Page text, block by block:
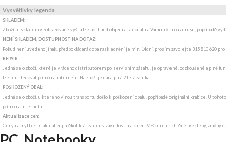
Vysvětlivky, legenda
SKLADEM:
Zboží je skladem v zobrazované výši a lze ho ihned objednat a dodat na Vámi určenou adresu, popřípadě
NENÍ SKLADEM, DOSTUPNOST NA DOTAZ:
Pokud není uvedeno jinak, předpokládaná doba naskladnění je min. 14dní, prosím zavolejte 315 810 620
REPAIR:
Jedná se o zboží, které je vráceno distributorem po servisním zásahu, je opravené, odzkoušené a plně
lze jen sledovat přímo na internetu. Na zboží je dána plná 2 letá záruka.
POŠKOZENÝ OBAL:
Jedná se o zboží, u kterého vinou transportu došlo k poškození obalu, popřípadě originální krabice. U
přímo na internetu.
Aktualizace cen:
Ceny na myIT.cz se aktualizují několikrát za den v závislosti na kurzu. Veškeré nechtěné překlepy, změny